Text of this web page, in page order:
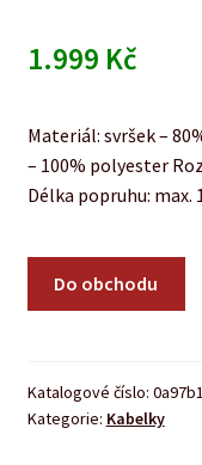
1.999 Kč
Materiál: svršek –
– 100% polyester
Délka popruhu: max.
Do obchodu
Katalogové číslo:
Kategorie: Kabelky